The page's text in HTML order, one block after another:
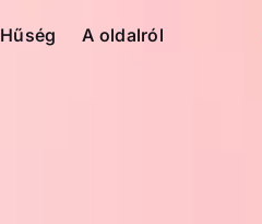
Hűség A oldalról